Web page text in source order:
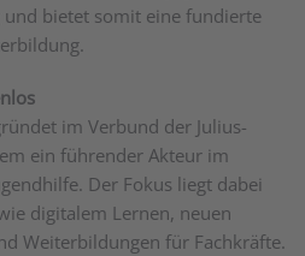
bietet somit eine fundierte
im Verbund der Julius-
ein führender Akteur im
Der Fokus liegt dabei
digitalem Lernen, neuen
Weiterbildungen für Fachkräfte.